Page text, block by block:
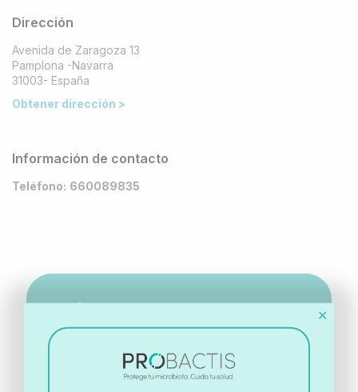
Dirección
Avenida de Zaragoza 13
Pamplona -Navarra
31003- España
Obtener dirección >
Información de contacto
Teléfono: 660089835
✕